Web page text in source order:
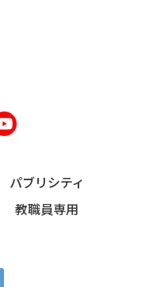
パブリシティ
教職員専用